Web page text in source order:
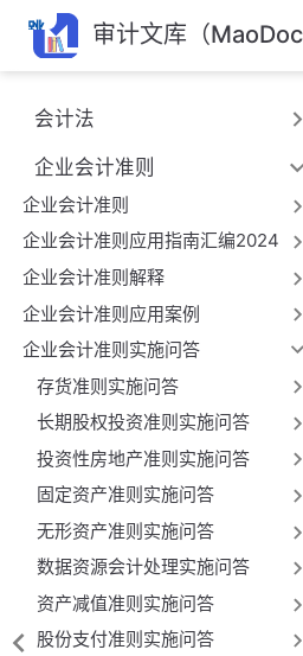
跳
至
主
內
容
审计文库（
会计法
企业会计准则
企业会计准则
企业会计准则应用指南汇编2024
企业会计准则解释
企业会计准则应用案例
企业会计准则实施问答
存货准则实施问答
长期股权投资准则实施问答
投资性房地产准则实施问答
固定资产准则实施问答
无形资产准则实施问答
数据资源会计处理实施问答
资产减值准则实施问答
股份支付准则实施问答